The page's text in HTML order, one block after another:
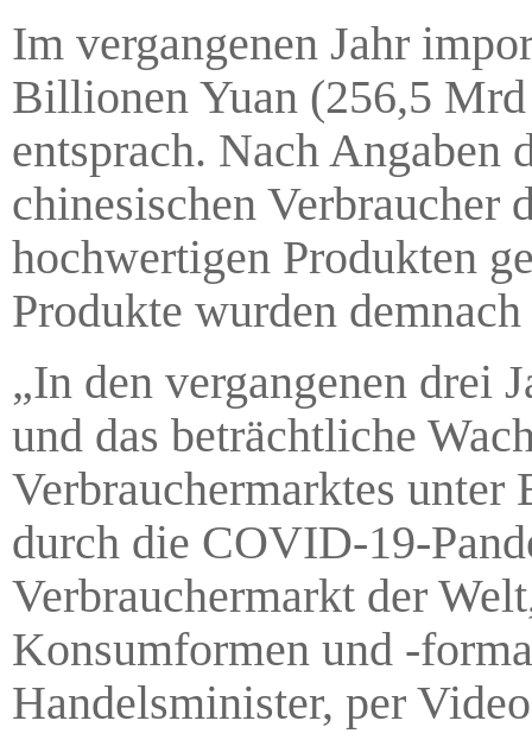
Im vergangenen Jahr
Billionen Yuan (256,5
entsprach. Nach Angaben
chinesischen Verbraucher
hochwertigen Produkten
Produkte wurden
„In den vergangenen drei
und das beträchtliche
Verbrauchermarktes unter
durch die COVID-19-
Verbrauchermarkt der
Konsumformen und -
Handelsminister, per